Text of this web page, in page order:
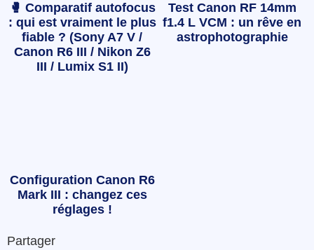
🥊 Comparatif autofocus
: qui est vraiment le plus
fiable ? (Sony A7 V /
Canon R6 III / Nikon Z6
III / Lumix S1 II)
Test Canon RF 14mm
f1.4 L VCM : un rêve en
astrophotographie
Configuration Canon R6
Mark III : changez ces
réglages !
Partager